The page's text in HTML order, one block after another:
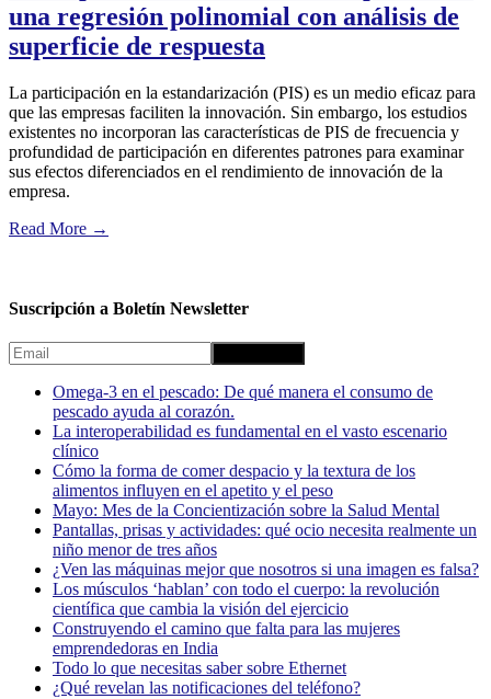
una regresión polinomial con análisis de
superficie de respuesta
La participación en la estandarización (PIS) es un medio eficaz para
que las empresas faciliten la innovación. Sin embargo, los estudios
existentes no incorporan las características de PIS de frecuencia y
profundidad de participación en diferentes patrones para examinar
sus efectos diferenciados en el rendimiento de innovación de la
empresa.
Read More →
Suscripción a Boletín Newsletter
Omega-3 en el pescado: De qué manera el consumo de
pescado ayuda al corazón.
La interoperabilidad es fundamental en el vasto escenario
clínico
Cómo la forma de comer despacio y la textura de los
alimentos influyen en el apetito y el peso
Mayo: Mes de la Concientización sobre la Salud Mental
Pantallas, prisas y actividades: qué ocio necesita realmente un
niño menor de tres años
¿Ven las máquinas mejor que nosotros si una imagen es falsa?
Los músculos ‘hablan’ con todo el cuerpo: la revolución
científica que cambia la visión del ejercicio
Construyendo el camino que falta para las mujeres
emprendedoras en India
Todo lo que necesitas saber sobre Ethernet
¿Qué revelan las notificaciones del teléfono?